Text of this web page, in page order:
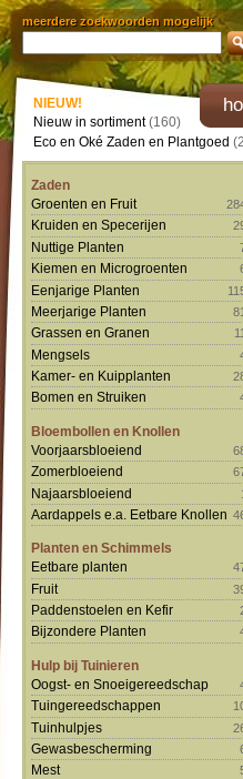
meerdere zoekwoorden mogelijk
NIEUW!
Nieuw in sortiment(160)
Eco en Oké Zaden en Plantgoed
Zaden
Groenten en Fruit
Kruiden en Specerijen
Nuttige Planten
Kiemen en Microgroenten
Eenjarige Planten
Meerjarige Planten
Grassen en Granen
Mengsels
Kamer- en Kuipplanten
Bomen en Struiken
Bloembollen en Knollen
Voorjaarsbloeiend
Zomerbloeiend
Najaarsbloeiend
Aardappels e.a. Eetbare Knollen
Planten en Schimmels
Eetbare planten
Fruit
Paddenstoelen en Kefir
Bijzondere Planten
Hulp bij Tuinieren
Oogst- en Snoeigereedschap
Tuingereedschappen
Tuinhulpjes
Gewasbescherming
Mest